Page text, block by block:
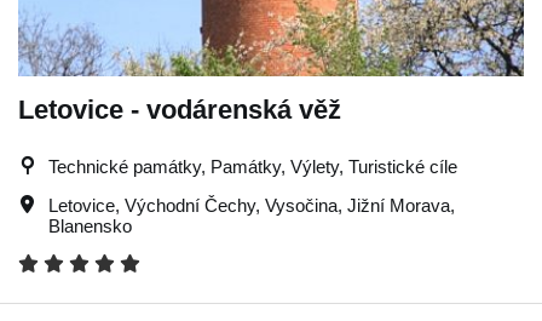
Letovice - vodárenská věž
Technické památky, Památky, Výlety, Turistické cíle
Letovice, Východní Čechy, Vysočina, Jižní Morava,
Blanensko